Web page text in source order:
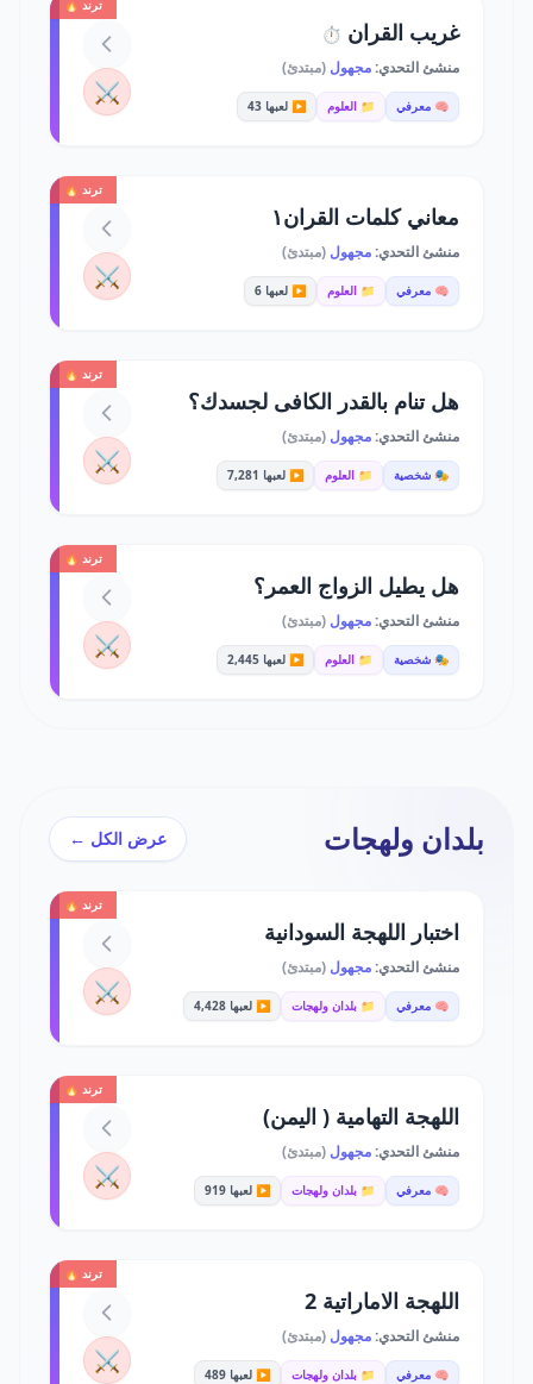
ترند 🔥
غريب القران ⏱️
منشئ التحدي:مجهول (مبتدئ)
🧠 معرفي 📁 العلوم ▶️ لعبها 43 ⚔️
ترند 🔥
معاني كلمات القران١
منشئ التحدي:مجهول (مبتدئ)
🧠 معرفي 📁 العلوم ▶️ لعبها 6 ⚔️
ترند 🔥
هل تنام بالقدر الكافى لجسدك؟
منشئ التحدي:مجهول (مبتدئ)
🎭 شخصية 📁 العلوم ▶️ لعبها 7,281 ⚔️
ترند 🔥
هل يطيل الزواج العمر؟
منشئ التحدي:مجهول (مبتدئ)
🎭 شخصية 📁 العلوم ▶️ لعبها 2,445 ⚔️
بلدان ولهجات عرض الكل ←
ترند 🔥
اختبار اللهجة السودانية
منشئ التحدي:مجهول (مبتدئ)
🧠 معرفي 📁 بلدان ولهجات ▶️ لعبها 4,428 ⚔️
ترند 🔥
اللهجة التهامية ( اليمن)
منشئ التحدي:مجهول (مبتدئ)
🧠 معرفي 📁 بلدان ولهجات ▶️ لعبها 919 ⚔️
ترند 🔥
اللهجة الاماراتية 2
منشئ التحدي:مجهول (مبتدئ)
🧠 معرفي 📁 بلدان ولهجات ▶️ لعبها 489 ⚔️